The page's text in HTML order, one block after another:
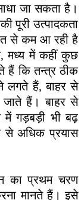
जा सकता है।
पूरी उत्पादकता
से कम आ रही है
मध्य में कहीं कुछ
कि तन्त्र ठीक
लगते हैं, बाहर से
हैं। बाहर से
में गड़बड़ी भी बढ़
से अधिक प्रयास
का प्रथम चरण
मानते हैं। इसे